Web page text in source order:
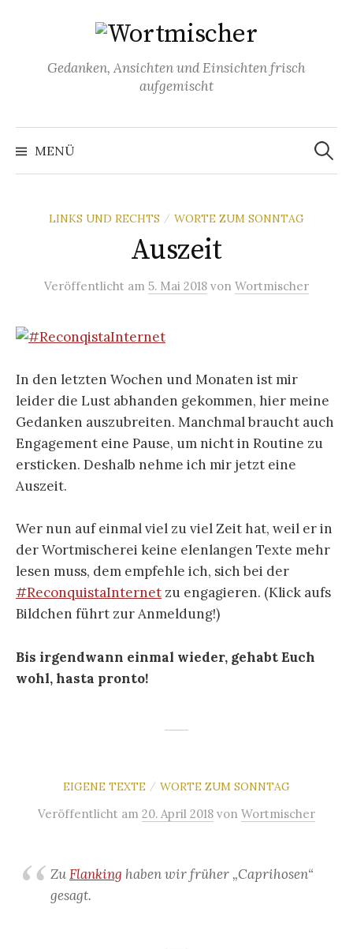
Gedanken, Ansichten und Einsichten frisch
aufgemischt
MENÜ
Suchen
nach:
LINKS UND RECHTS / WORTE ZUM SONNTAG
Auszeit
Veröffentlicht am 5. Mai 2018 von Wortmischer
In den letzten Wochen und Monaten ist mir
leider die Lust abhanden gekommen, hier meine
Gedanken auszubreiten. Manchmal braucht auch
Engagement eine Pause, um nicht in Routine zu
ersticken. Deshalb nehme ich mir jetzt eine
Auszeit.
Wer nun auf einmal viel zu viel Zeit hat, weil er in
der Wortmischerei keine elenlangen Texte mehr
lesen muss, dem empfehle ich, sich bei der
#ReconquistaInternet zu engagieren. (Klick aufs
Bildchen führt zur Anmeldung!)
Bis irgendwann einmal wieder, gehabt Euch
wohl, hasta pronto!
EIGENE TEXTE / WORTE ZUM SONNTAG
Veröffentlicht am 20. April 2018 von Wortmischer
ZuFlanking haben wir früher „Caprihosen“
gesagt.